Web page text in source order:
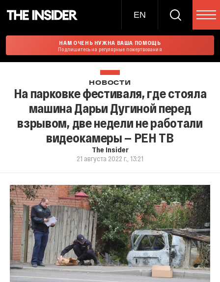
EN
НАМ ОЧЕНЬ НУЖНА ВАША ПОМОЩЬ
Подпишитесь на регулярные пожертвования
НОВОСТИ
На парковке фестиваля, где стояла
машина Дарьи Дугиной перед
взрывом, две недели не работали
видеокамеры — РЕН ТВ
The Insider
21 августа 2022 г., 13:21